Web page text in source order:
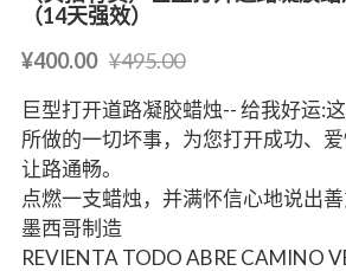
（14天强效）
¥400.00 ¥495.00
巨型打开道路凝胶蜡烛-- 给我好运:
所做的一切坏事，为您打开成功、爱
让路通畅。
点燃一支蜡烛，并满怀信心地说出善
墨西哥制造
REVIENTA TODO ABRE CAMINO